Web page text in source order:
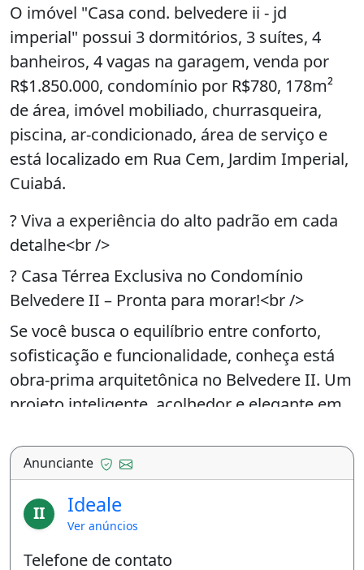
O imóvel "Casa cond. belvedere ii - jd
imperial" possui 3 dormitórios, 3 suítes, 4
banheiros, 4 vagas na garagem, venda por
R$1.850.000, condomínio por R$780, 178m²
de área, imóvel mobiliado, churrasqueira,
piscina, ar-condicionado, área de serviço e
está localizado em Rua Cem, Jardim Imperial,
Cuiabá.
? Viva a experiência do alto padrão em cada
detalhe<br />
? Casa Térrea Exclusiva no Condomínio
Belvedere II – Pronta para morar!<br />
Se você busca o equilíbrio entre conforto,
sofisticação e funcionalidade, conheça está
obra-prima arquitetônica no Belvedere II. Um
projeto inteligente, acolhedor e elegante em
? 178m² de área real construída | 3 Suítes
independentes | Casa Térrea<br />
✨ Destaques que encantam:<br />
Anunciante
II Ideale
Ver anúncios
Telefone de contato